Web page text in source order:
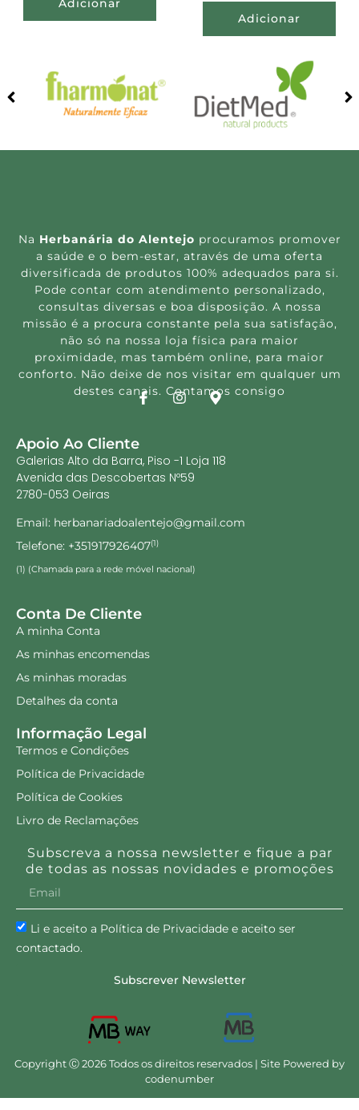
Adicionar
Adicionar
Na Herbanária do Alentejo procuramos promover
a saúde e o bem-estar, através de uma oferta
diversificada de produtos 100% adequados para si.
Pode contar com atendimento personalizado,
consultas diversas e boa disposição. A nossa
missão é a procura constante pela sua satisfação,
não só na nossa loja física para maior
proximidade, mas também online, para maior
conforto. Não deixe de nos visitar em qualquer um
destes canais. Contamos consigo
Apoio Ao Cliente
Galerias Alto da Barra, Piso -1 Loja 118
Avenida das Descobertas Nº59
2780-053 Oeiras
Email: herbanariadoalentejo@gmail.com
Telefone: +351917926407(1)
(1) (Chamada para a rede móvel nacional)
Conta De Cliente
A minha Conta
As minhas encomendas
As minhas moradas
Detalhes da conta
Informação Legal
Termos e Condições
Política de Privacidade
Política de Cookies
Livro de Reclamações
Subscreva a nossa newsletter e fique a par
de todas as nossas novidades e promoções
Li e aceito a Política de Privacidade e aceito ser
contactado.
Subscrever Newsletter
Copyright Ⓒ 2026 Todos os direitos reservados | Site Powered by
codenumber